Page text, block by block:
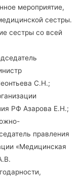
мероприятие,
сестры.
сестры со всей
С.Н.;
РФ Азарова Е.Н.;
правления
«Медицинская